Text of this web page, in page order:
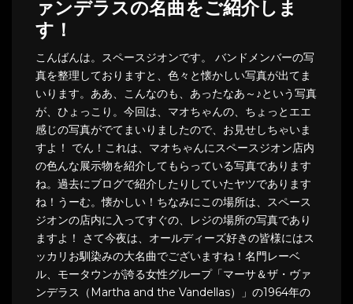
ァンデラスの名曲をご紹介しま
す！
こんばんは。スペースジオンです。 バンドメンバーの写
真を整理しておりますと、色々と懐かしい写真が出てま
いります。ああ、こんなのも、あったなあ～♪という写真
が、ひょっこり。今回は、マオちゃんの、ちょっとエエ
感じの写真がでてまいりましたので、お見せしちゃいま
すよ！ でん！これは、マオちゃんにスペースジオン店内
の色んな展示物を紹介してもらっている写真であります
ね。過去にブログで紹介したりしていたヤツであります
ね！うーむ。懐かしい！ちなみにこの場所は、スペース
ジオンの店内に入ってすぐの、レジの場所の写真であり
ますよ！ さて今夜は、オールディーズ好きの皆様にはス
ッカリお馴染みの大名曲でございますね！名門レーベ
ル、モータウンが誇る女性グループ「マーサ＆ザ・ヴァ
ンデラス（Martha and the Vandellas）」の1964年の